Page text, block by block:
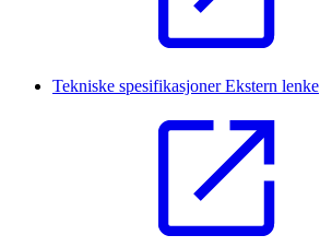
Tekniske spesifikasjonerEkstern lenke